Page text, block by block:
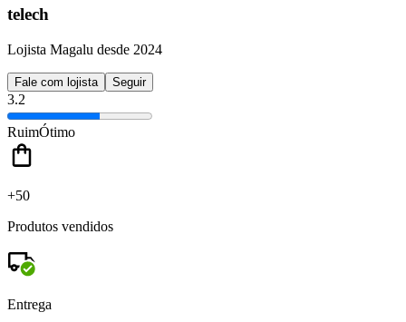
telech
Lojista Magalu desde 2024
Fale com lojista Seguir
3.2
RuimÓtimo
+50
Produtos vendidos
Entrega